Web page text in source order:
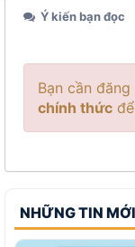
Ý kiến bạn đọc
Bạn cần
chính thức
NHỮNG TIN